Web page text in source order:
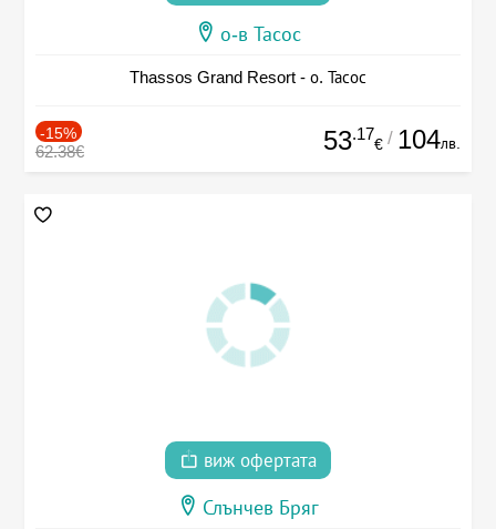
о-в Тасос
Thassos Grand Resort - о. Тасос
-15%
62.38€ 53.17
€ / 104лв.
виж офертата
Слънчев Бряг